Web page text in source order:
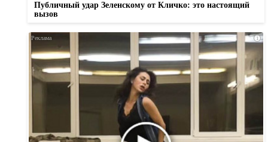
Публичный удар Зеленскому от Кличко: это настоящий
вызов
i